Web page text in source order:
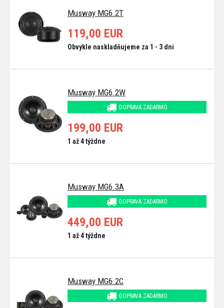
Musway MG6.2T
119,00 EUR
Obvykle naskladňujeme za 1 - 3 dni
Musway MG6.2W
DOPRAVA ZADARMO
199,00 EUR
1 až 4 týždne
Musway MG6.3A
DOPRAVA ZADARMO
449,00 EUR
1 až 4 týždne
Musway MG6.2C
DOPRAVA ZADARMO